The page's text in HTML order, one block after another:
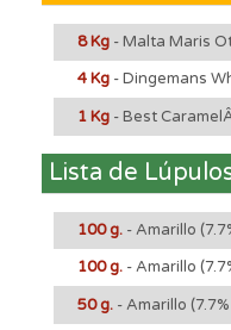
8 Kg - Malta Maris
4 Kg - Dingemans
1 Kg - Best
Lista de
100 g. - Amarillo
100 g. - Amarillo
50 g. - Amarillo